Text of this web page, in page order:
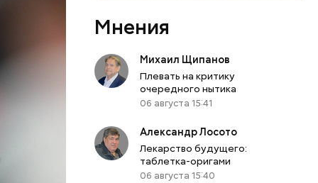
Мнения
Михаил Щипанов
Плевать на критику
очередного нытика
06 августа 15:41
Александр Лосото
Лекарство будущего:
таблетка-оригами
06 августа 15:40